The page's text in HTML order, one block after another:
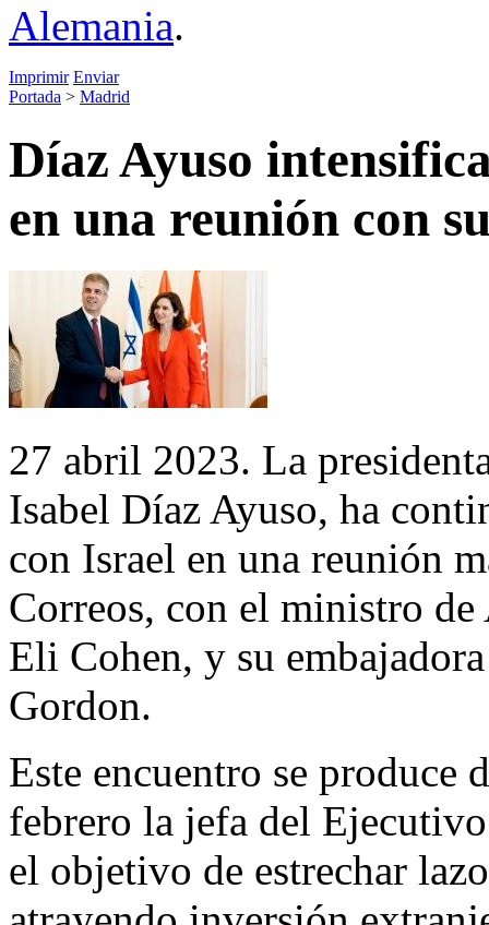
Alemania.
Imprimir Enviar
Portada > Madrid
Díaz Ayuso
en una reunión con
27 abril 2023. La
Isabel Díaz Ayuso, ha
con Israel en una reunión
Correos, con el ministro de
Eli Cohen, y su
Gordon.
Este encuentro se produce
febrero la jefa del
el objetivo de estrechar